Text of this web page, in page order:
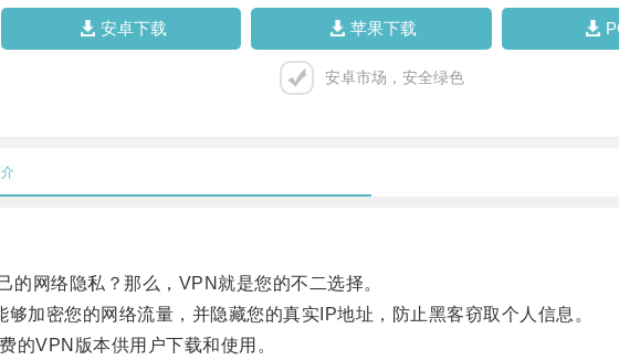
安卓下载 苹果下载
安卓市场，安全绿色
网络隐私？那么，VPN就是您的不二选择。
密您的网络流量，并隐藏您的真实IP地址，防止黑客窃取个人信息。
VPN版本供用户下载和使用。